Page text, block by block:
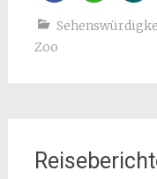
Zoo